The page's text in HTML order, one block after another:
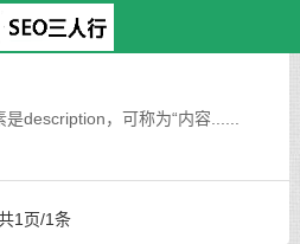
生病
description，可称为“内容......
1页/1条